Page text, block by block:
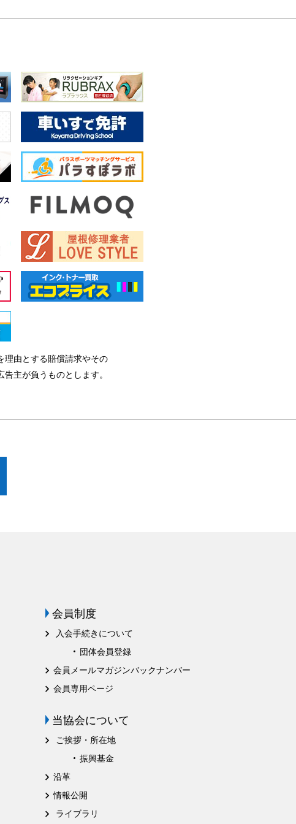
理由とする賠償請求やその
主が負うものとします。
会員制度
入会手続きについて
団体会員登録
会員メールマガジンバックナンバー
会員専用ページ
当協会について
ご挨拶・所在地
振興基金
沿革
情報公開
ライブラリ